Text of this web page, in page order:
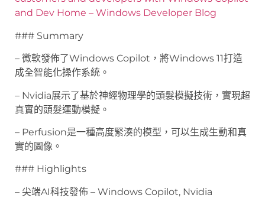
and Dev Home – Windows Developer Blog
### Summary
– 微軟發佈了Windows Copilot，將Windows 11打造
成全智能化操作系統。
– Nvidia展示了基於神經物理學的頭髮模擬技術，實現超
真實的頭髮運動模擬。
– Perfusion是一種高度緊湊的模型，可以生成生動和真
實的圖像。
### Highlights
– 尖端AI科技發佈 – Windows Copilot, Nvidia